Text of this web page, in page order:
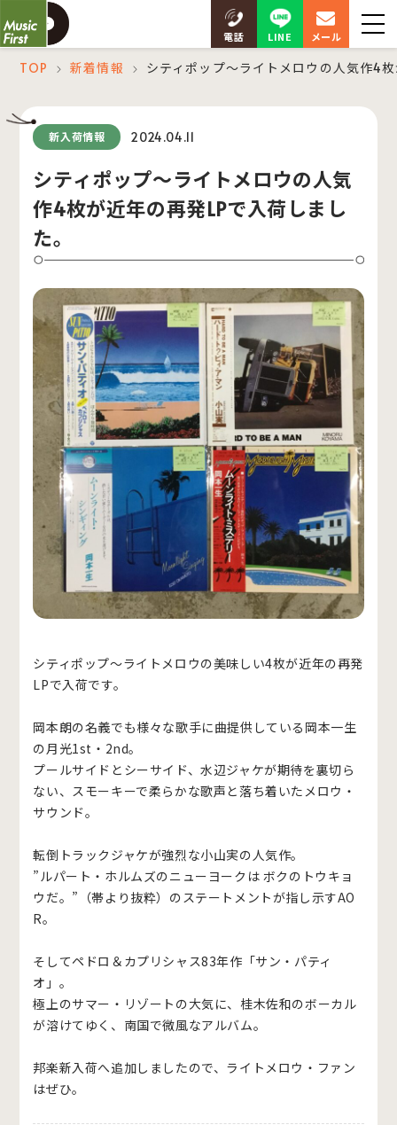
電話 LINE メール
TOP ＞ 新着情報 ＞ シティポップ～ライトメロウの人気作4
新入荷情報 2024.04.11
シティポップ～ライトメロウの人気
作4枚が近年の再発LPで入荷しまし
た。
シティポップ～ライトメロウの美味しい4枚が近年の再発
LPで入荷です。
岡本朗の名義でも様々な歌手に曲提供している岡本一生
の月光1st・2nd。
プールサイドとシーサイド、水辺ジャケが期待を裏切ら
ない、スモーキーで柔らかな歌声と落ち着いたメロウ・
サウンド。
転倒トラックジャケが強烈な小山実の人気作。
”ルパート・ホルムズのニューヨークは ボクのトウキョ
ウだ。”（帯より抜粋）のステートメントが指し示すAO
R。
そしてペドロ＆カプリシャス83年作「サン・パティ
オ」。
極上のサマー・リゾートの大気に、桂木佐和のボーカル
が溶けてゆく、南国で微風なアルバム。
邦楽新入荷へ追加しましたので、ライトメロウ・ファン
はぜひ。